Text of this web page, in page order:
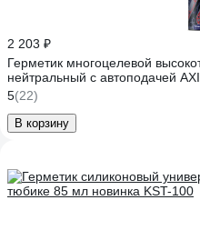
2 203 ₽
Герметик многоцелевой
нейтральный с автоподачей
5(22)
В корзину